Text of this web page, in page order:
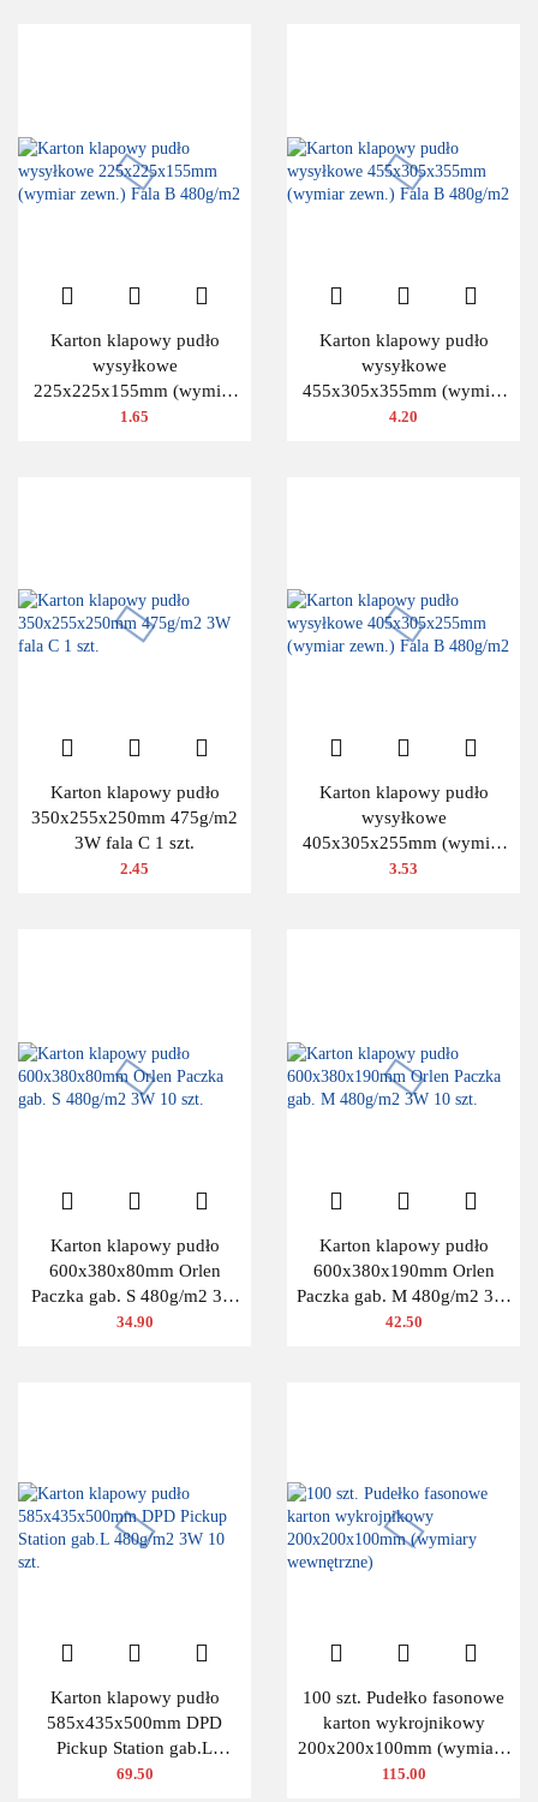
Karton klapowy pudło
wysyłkowe
225x225x155mm (wymiar
zewn.) Fala B 480g/m2
1.65
Karton klapowy pudło
wysyłkowe
455x305x355mm (wymiar
zewn.) Fala B 480g/m2
4.20
Karton klapowy pudło
350x255x250mm 475g/m2
3W fala C 1 szt.
2.45
Karton klapowy pudło
wysyłkowe
405x305x255mm (wymiar
zewn.) Fala B 480g/m2
3.53
Karton klapowy pudło
600x380x80mm Orlen
Paczka gab. S 480g/m2 3W
10 szt.
34.90
Karton klapowy pudło
600x380x190mm Orlen
Paczka gab. M 480g/m2 3W
10 szt.
42.50
Karton klapowy pudło
585x435x500mm DPD
Pickup Station gab.L
480g/m2 3W 10 szt.
69.50
100 szt. Pudełko fasonowe
karton wykrojnikowy
200x200x100mm (wymiary
wewnętrzne)
115.00